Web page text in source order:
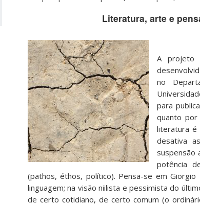
Literatura, arte e
A projeto
no
para
quanto por
literatura é
desativa
suspensão
potência
(pathos, éthos, político). Pensa-se em
linguagem; na visão niilista e pessimista do
de certo cotidiano, de certo comum (o